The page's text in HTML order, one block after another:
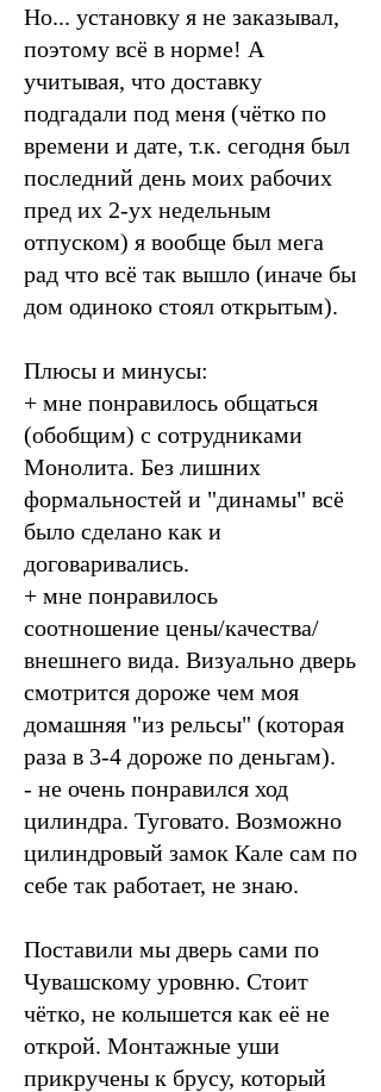
Но... установку я не заказывал,
поэтому всё в норме! А
учитывая, что доставку
подгадали под меня (чётко по
времени и дате, т.к. сегодня был
последний день моих рабочих
пред их 2-ух недельным
отпуском) я вообще был мега
рад что всё так вышло (иначе бы
дом одиноко стоял открытым).
Плюсы и минусы:
+ мне понравилось общаться
(обобщим) с сотрудниками
Монолита. Без лишних
формальностей и "динамы" всё
было сделано как и
договаривались.
+ мне понравилось
соотношение цены/качества/
внешнего вида. Визуально дверь
смотрится дороже чем моя
домашняя "из рельсы" (которая
раза в 3-4 дороже по деньгам).
- не очень понравился ход
цилиндра. Туговато. Возможно
цилиндровый замок Кале сам по
себе так работает, не знаю.
Поставили мы дверь сами по
Чувашскому уровню. Стоит
чётко, не колышется как её не
открой. Монтажные уши
прикручены к брусу, который